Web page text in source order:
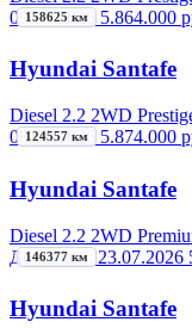
09.07.2026 5.864.000
158625 км
Hyundai Santafe
Diesel 2.2 2WD
08.08.2026 5.874.000
124557 км
Hyundai Santafe
Diesel 2.2 2WD
Добавлен:23.07.2026
146377 км
Hyundai Santafe